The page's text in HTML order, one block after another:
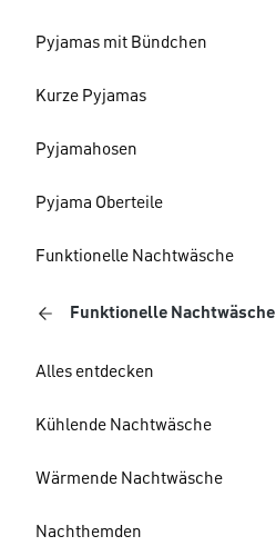
Pyjamas mit Bündchen
Kurze Pyjamas
Pyjamahosen
Pyjama Oberteile
Funktionelle Nachtwäsche
Funktionelle Nachtwäsche
Alles entdecken
Kühlende Nachtwäsche
Wärmende Nachtwäsche
Nachthemden